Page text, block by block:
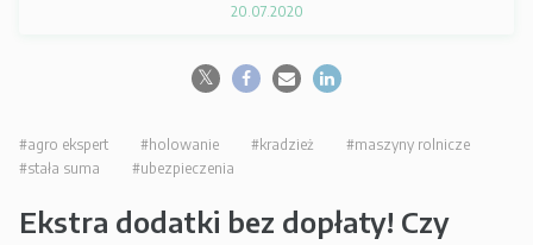
20.07.2020
#agro ekspert #holowanie #kradzież
#maszyny rolnicze
#stała suma
#ubezpieczenia
Ekstra dodatki bez dopłaty! Czy